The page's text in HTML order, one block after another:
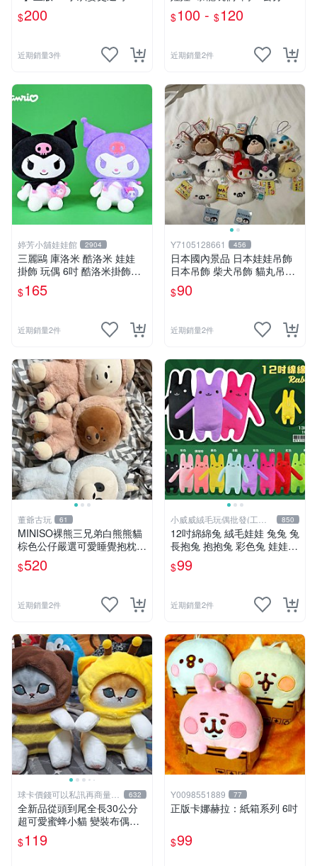
O01
$200
近期銷量3件
龍娃娃~侏儸紀世界~暴龍 暴
龍玩偶~生日/情人禮物~全省
$100 - $120
近期銷量2件
婷芳小舖娃娃館 2904
三麗鷗 庫洛米 酷洛米 娃娃
掛飾 玩偶 6吋 酷洛米掛飾飾
娃娃~正版三麗鷗 酷洛米坐姿
背小背包款 酷洛米娃娃掛飾
$165
近期銷量2件
Y7105128661 456
日本國內景品 日本娃娃吊飾
日本吊飾 柴犬吊飾 貓丸吊飾
庫洛米吊飾 大耳狗吊飾 布丁
狗吊飾 帕恰狗吊飾 天竺鼠車
$90
近期銷量2件
董爺古玩 61
MINISO裸熊三兄弟白熊熊貓
棕色公仔嚴選可愛睡覺抱枕玩
偶熊玩具 裸熊 玩具 公仔
$520
近期銷量2件
小威威絨毛玩偶批發(工廠
直營)
850
12吋綿綿兔 絨毛娃娃 兔兔 兔
長抱兔 抱抱兔 彩色兔 娃娃
公仔 禮品 生活雜貨
$99
近期銷量2件
球卡價錢可以私訊再商量喔 632
全新品從頭到尾全長30公分
超可愛蜜蜂小貓 變裝布偶娃
娃 靠墊抱枕 可愛玩偶娃娃 舒
壓療癒小朋友禮物生日禮物交
$119
Y0098551889 77
正版卡娜赫拉：紙箱系列 6吋
$99